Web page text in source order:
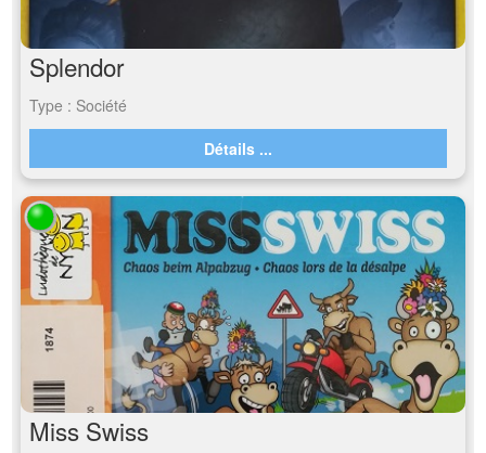
Splendor
Type : Société
Détails ...
Miss Swiss